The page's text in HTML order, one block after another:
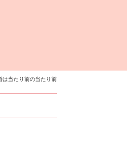
は当たり前の当たり前